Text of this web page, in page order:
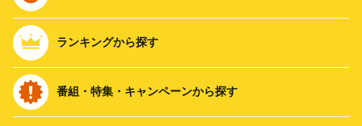
ランキングから探す
番組・特集・キャンペーンから探す